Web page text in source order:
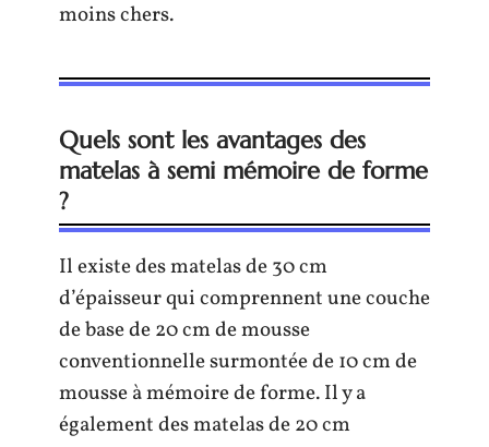
moins chers.
Quels sont les avantages des
matelas à semi mémoire de forme
?
Il existe des matelas de 30 cm
d’épaisseur qui comprennent une couche
de base de 20 cm de mousse
conventionnelle surmontée de 10 cm de
mousse à mémoire de forme. Il y a
également des matelas de 20 cm